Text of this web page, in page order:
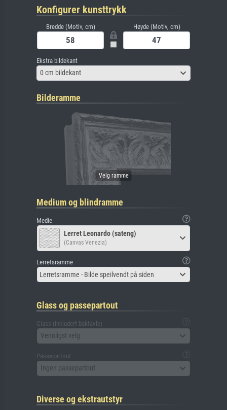
Konfigurer kunsttrykk
Bredde (Motiv, cm) Høyde (Motiv, cm)
Ekstra bildekant
0 cm bildekant
Bilderamme
Medium og blindramme
Medie
Lerret Leonardo (sateng)
(Canvas Venezia)
Lerretsramme
Lerretsramme - Bilde speilvendt på siden
Glass og passepartout
Glass (inkludert baktavle)
Vennligst velg
Passepartout
Ingen passepartout
Diverse og ekstrautstyr